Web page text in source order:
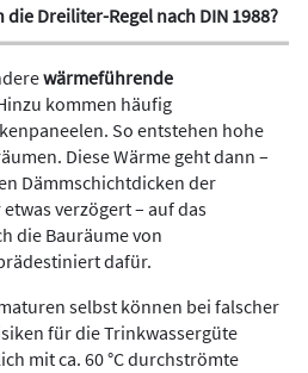
Dreiliter-Regel nach DIN 1988?
wärmeführende
kommen häufig
So entstehen hohe
Diese Wärme geht dann –
Dämmschichtdicken der
verzögert – auf das
die Bauräume von
dafür.
selbst können bei falscher
für die Trinkwassergüte
mit ca. 60 °C durchströmte